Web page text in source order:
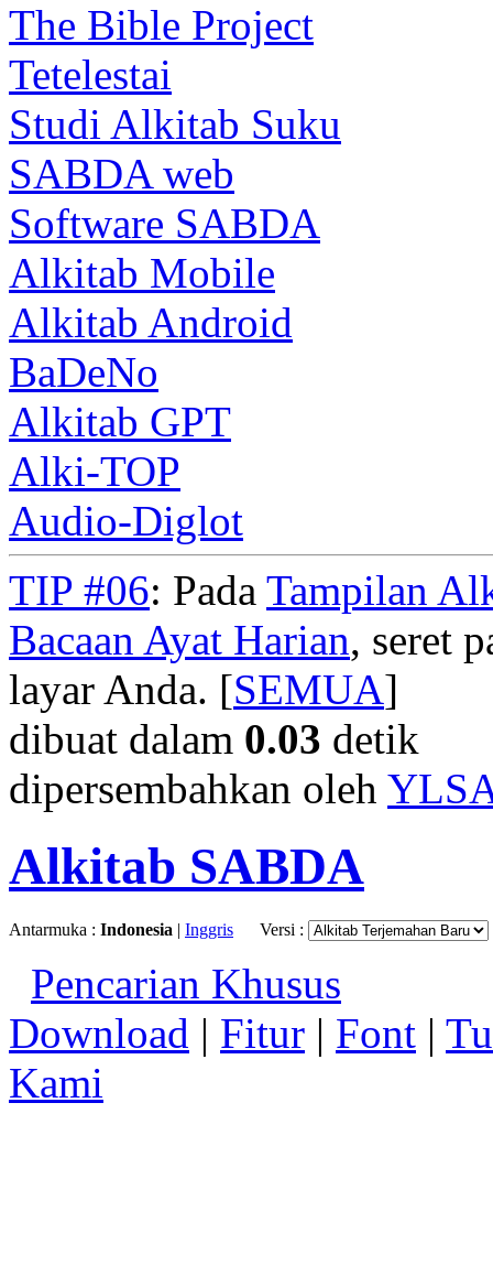
The Bible Project
Tetelestai
Studi Alkitab Suku
SABDA web
Software SABDA
Alkitab Mobile
Alkitab Android
BaDeNo
Alkitab GPT
Alki-TOP
Audio-Diglot
TIP #06: Pada Tampilan
Bacaan Ayat Harian, seret
layar Anda. [SEMUA]
dibuat dalam 0.03 detik
dipersembahkan oleh
Alkitab SABDA
Antarmuka : Indonesia | Inggris Versi :
Pencarian Khusus
Download | Fitur | Font |
Kami